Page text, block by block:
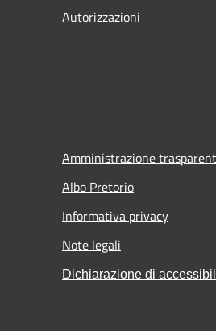
Autorizzazioni
Amministrazione
Albo Pretorio
Informativa privacy
Note legali
Dichiarazione di